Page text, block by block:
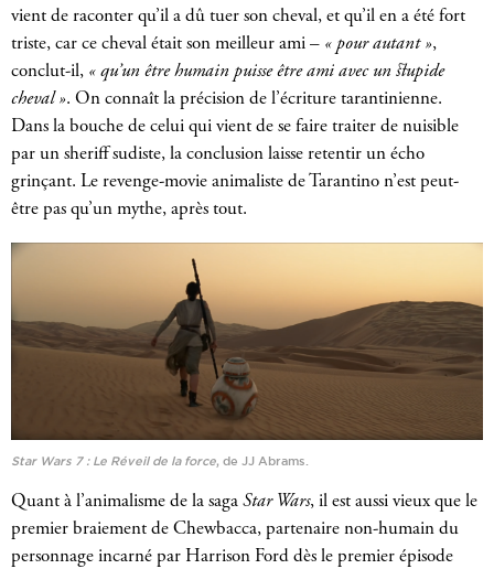
vient de raconter qu’il a dû tuer son cheval, et qu’il en a été fort
triste, car ce cheval était son meilleur ami – « pour autant »,
conclut-il, « qu’un être humain puisse être ami avec un stupide
cheval ». On connaît la précision de l’écriture tarantinienne.
Dans la bouche de celui qui vient de se faire traiter de nuisible
par un sheriff sudiste, la conclusion laisse retentir un écho
grinçant. Le revenge-movie animaliste de Tarantino n’est peut-
être pas qu’un mythe, après tout.
Star Wars 7 : Le Réveil de la force, de JJ Abrams.
Quant à l’animalisme de la saga Star Wars, il est aussi vieux que le
premier braiement de Chewbacca, partenaire non-humain du
personnage incarné par Harrison Ford dès le premier épisode